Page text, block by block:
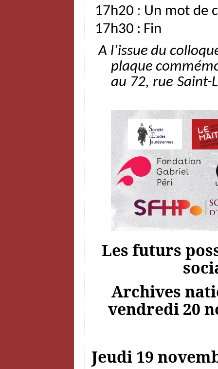
17h20 : Un mot de
17h30 : Fin
A l’issue du
plaque
au 72, rue Saint-
Les futurs
Archives
vendredi 20
Jeudi 19